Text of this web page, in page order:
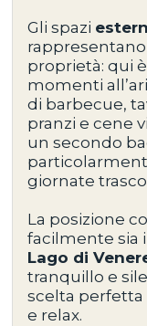
Glispazi
proprietà: qui
momenti
di barbecue,
pranzi e cene
unsecondo
giornate
La posizione
facilmente sia
Lago di
tranquillo e
scelta
e relax.